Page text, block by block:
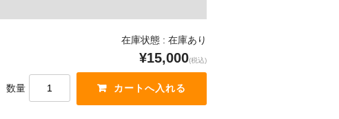
在庫状態 : 在庫あり
¥15,000(税込)
数量